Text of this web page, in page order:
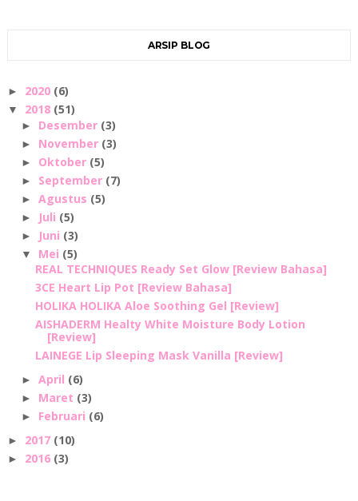
ARSIP BLOG
► 2020 (6)
▼ 2018 (51)
► Desember (3)
► November (3)
► Oktober (5)
► September (7)
► Agustus (5)
► Juli (5)
► Juni (3)
▼ Mei (5)
REAL TECHNIQUES Ready Set Glow [Review Bahasa]
3CE Heart Lip Pot [Review Bahasa]
HOLIKA HOLIKA Aloe Soothing Gel [Review]
AISHADERM Healty White Moisture Body Lotion
[Review]
LAINEGE Lip Sleeping Mask Vanilla [Review]
► April (6)
► Maret (3)
► Februari (6)
► 2017 (10)
► 2016 (3)